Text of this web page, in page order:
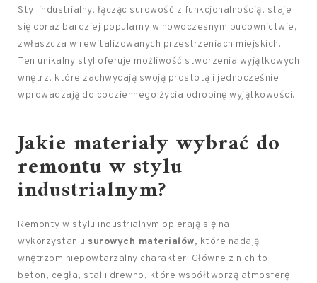
Styl industrialny, łącząc surowość z funkcjonalnością, staje
się coraz bardziej popularny w nowoczesnym budownictwie,
zwłaszcza w rewitalizowanych przestrzeniach miejskich.
Ten unikalny styl oferuje możliwość stworzenia wyjątkowych
wnętrz, które zachwycają swoją prostotą i jednocześnie
wprowadzają do codziennego życia odrobinę wyjątkowości.
Jakie materiały wybrać do
remontu w stylu
industrialnym?
Remonty w stylu industrialnym opierają się na
wykorzystaniu surowych materiałów, które nadają
wnętrzom niepowtarzalny charakter. Główne z nich to
beton, cegła, stal i drewno, które współtworzą atmosferę